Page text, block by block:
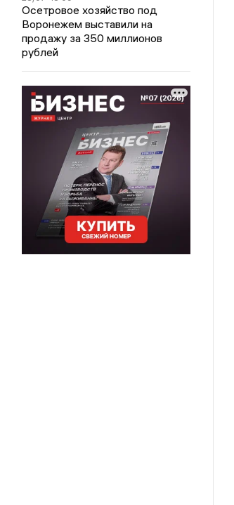
Осетровое хозяйство под
Воронежем выставили на
продажу за 350 миллионов
рублей